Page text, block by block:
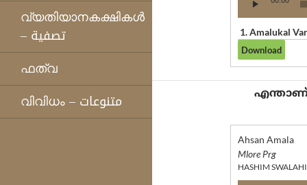
Player
1.Amalukal
Ahsan Amala
Mlore Prg
HASHIM SWALAHI
വ്യതിയാനകക്ഷികള്‍
– تصفية
ഫത്‌വ
വിവിധം – متنوعات